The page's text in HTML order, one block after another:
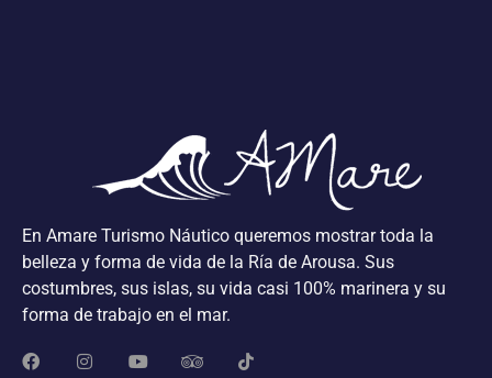
En Amare Turismo Náutico queremos mostrar toda la
belleza y forma de vida de la Ría de Arousa. Sus
costumbres, sus islas, su vida casi 100% marinera y su
forma de trabajo en el mar.